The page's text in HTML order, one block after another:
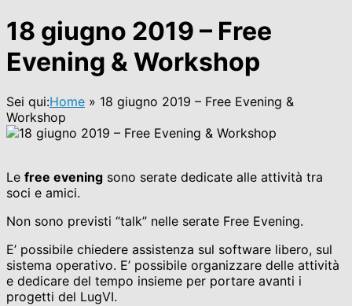
18 giugno 2019 – Free
Evening & Workshop
Sei qui:Home » 18 giugno 2019 – Free Evening &
Workshop
Le free evening sono serate dedicate alle attività tra
soci e amici.
Non sono previsti “talk” nelle serate Free Evening.
E’ possibile chiedere assistenza sul software libero, sul
sistema operativo. E’ possibile organizzare delle attività
e dedicare del tempo insieme per portare avanti i
progetti del LugVI.